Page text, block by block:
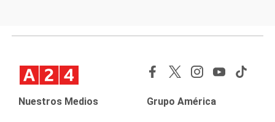
Nuestros Medios Grupo América